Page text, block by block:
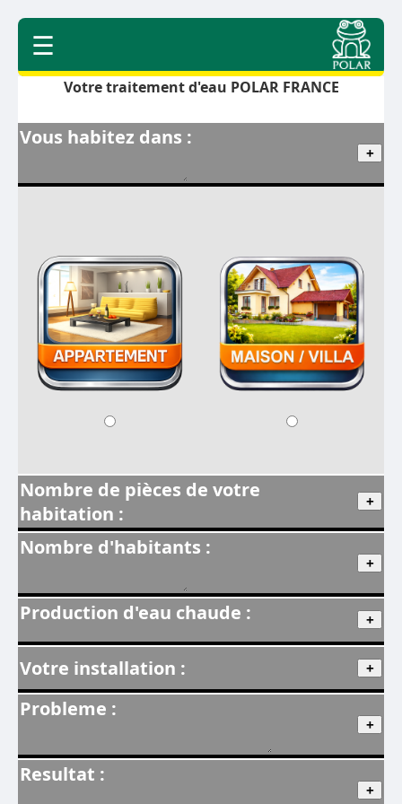
☰
Votre traitement d'eau POLAR FRANCE
Vous habitez dans :
Nombre de pièces de votre
habitation :
Nombre d'habitants :
Production d'eau chaude :
Votre installation :
Probleme :
Resultat :